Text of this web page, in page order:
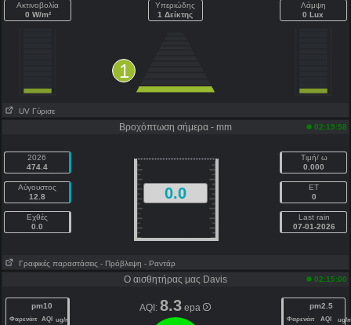
Ακτινοβολία
0 W/m²
Υπεριώδης
1 Δείκτης
1
Λάμψη
0 Lux
UV Γύρισε
Βροχόπτωση σήμερα - mm 02:19:58
2026
474.4
Αύγουστος
12.8
Εχθές
0.0
0.0
Τιμή/ ω
0.000
ET
0
Last rain
07-01-2026
Γραφικές παραστάσεις - Πρόβλεψη - Ραντάρ
Ο αισθητήρας μας Davis 02:15:00
pm10
Φαρενάιτ AQI ug/m
AQI:8.3 epa pm2.5
Φαρενάιτ AQI ug/